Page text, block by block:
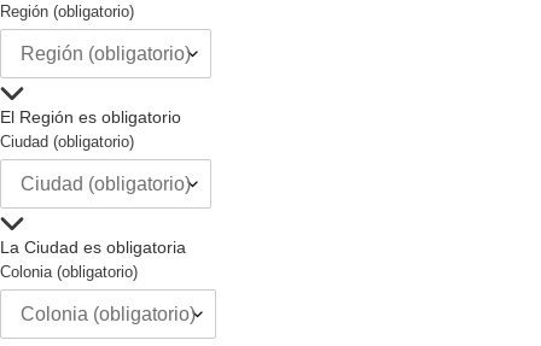
Región (obligatorio)
El Región es obligatorio
Ciudad (obligatorio)
La Ciudad es obligatoria
Colonia (obligatorio)